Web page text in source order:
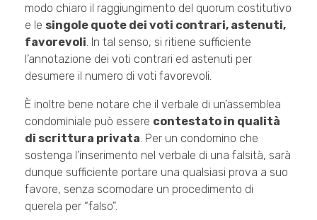
modo chiaro il raggiungimento del quorum costitutivo
e le singole quote dei voti contrari, astenuti,
favorevoli . In tal senso, si ritiene sufficiente
l’annotazione dei voti contrari ed astenuti per
desumere il numero di voti favorevoli.
È inoltre bene notare che il verbale di un’assemblea
condominiale può essere contestato in qualità
di scrittura privata . Per un condomino che
sostenga l’inserimento nel verbale di una falsità, sarà
dunque sufficiente portare una qualsiasi prova a suo
favore, senza scomodare un procedimento di
querela per “falso”.